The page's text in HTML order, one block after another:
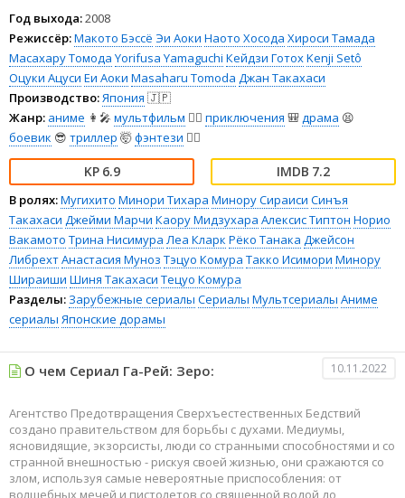
Год выхода:2008
Режиссёр:Макото Бэссё Эи Аоки Наото Хосода Хироси Тамада
Масахару Томода Yorifusa Yamaguchi Кейдзи ГотохKenji Setô
Оцуки Ацуси Еи Аоки Masaharu Tomoda Джан Такахаси
Производство:Япония 🇯🇵
Жанр: аниме 👩‍🎤 мультфильм 🧚‍♀️ приключения 🎒драма 😫
боевик 😎 триллер 🤯фэнтези 🧝‍♂️
6.9 7.2
В ролях:Мугихито Минори Тихара Минору Сираиси Синъя
Такахаси Джейми Марчи Каору Мидзухара Алексис Типтон Норио
Вакамото Трина Нисимура Леа Кларк Рёко Танака Джейсон
ЛибрехтАнастасия Муноз Тэцуо Комура Такко Исимори Минору
Шираиши Шиня Такахаси Тецуо Комура
Разделы: Зарубежные сериалы Сериалы Мультсериалы Аниме
сериалы Японские дорамы
О чем Сериал Га-Рей: Зеро: 10.11.2022
Агентство Предотвращения Сверхъестественных Бедствий
создано правительством для борьбы с духами. Медиумы,
ясновидящие, экзорсисты, люди со странными способностями и со
странной внешностью - рискуя своей жизнью, они сражаются со
злом, используя самые невероятные приспособления: от
волшебных мечей и пистолетов со священной водой до